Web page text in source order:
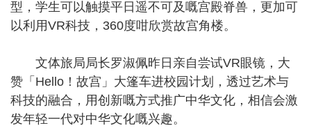
型，学生可以触摸平日遥不可及嘅宫殿脊兽，更加可
以利用VR科技，360度咁欣赏故宫角楼。
文体旅局局长罗淑佩昨日亲自尝试VR眼镜，大
赞「Hello！故宫」大篷车进校园计划，透过艺术与
科技的融合，用创新嘅方式推广中华文化，相信会激
发年轻一代对中华文化嘅兴趣。